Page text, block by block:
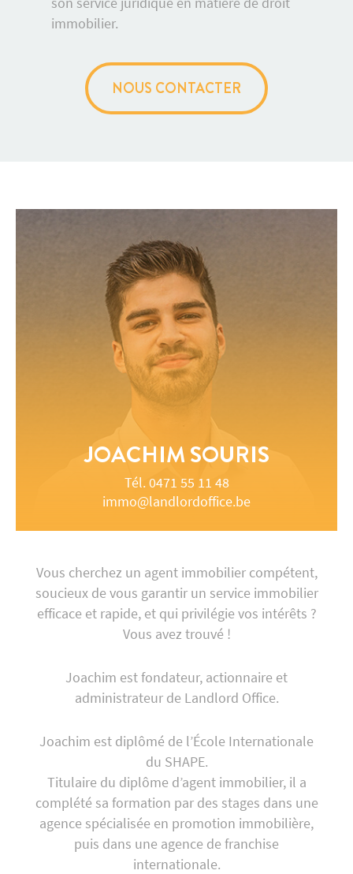
immobilier.
NOUS CONTACTER
JOACHIM SOURIS
Tél.0471 55 11 48
immo@landlordoffice.be
Vous cherchez un agent immobilier compétent,
soucieux de vous garantir un service immobilier
efficace et rapide, et qui privilégie vos intérêts ?
Vous avez trouvé !
Joachim est fondateur, actionnaire et
administrateur de Landlord Office.
Joachim est diplômé de l’École Internationale
du SHAPE.
Titulaire du diplôme d’agent immobilier, il a
complété sa formation par des stages dans une
agence spécialisée en promotion immobilière,
puis dans une agence de franchise
internationale.